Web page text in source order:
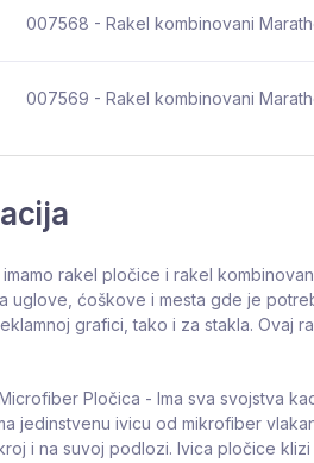
007568 - Rakel kombinovani
007569 - Rakel kombinovani
rakel pločice i rakel
uglove, ćoškove i mesta gde je
grafici, tako i za stakla. Ovaj
Pločica - Ima sva svojstva
jedinstvenu ivicu od mikrofiber
i na suvoj podlozi. Ivica pločice